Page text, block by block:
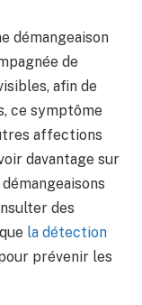
démangeaison
de
afin de
ce symptôme
affections
davantage sur
des
la détection
prévenir les